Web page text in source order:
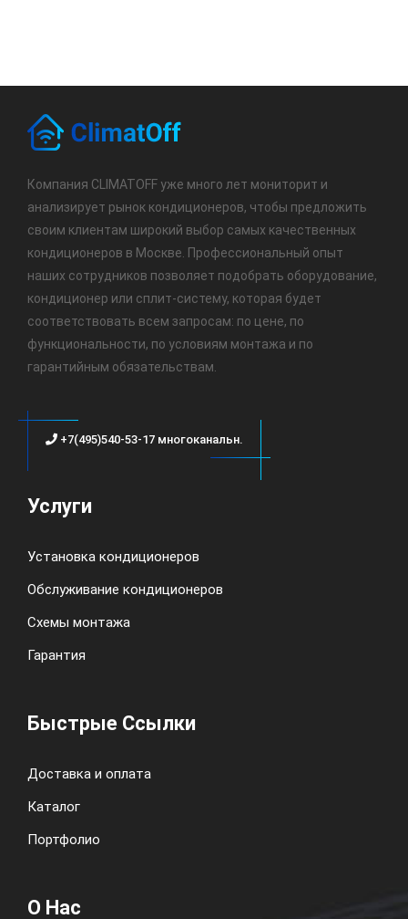
Компания CLIMATOFF уже много лет мониторит и
анализирует рынок кондиционеров, чтобы предложить
своим клиентам широкий выбор самых качественных
кондиционеров в Москве. Профессиональный опыт
наших сотрудников позволяет подобрать оборудование,
кондиционер или сплит-систему, которая будет
соответствовать всем запросам: по цене, по
функциональности, по условиям монтажа и по
гарантийным обязательствам.
+7(495)540-53-17 многоканальн.
Услуги
Установка кондиционеров
Обслуживание кондиционеров
Схемы монтажа
Гарантия
Быстрые Ссылки
Доставка и оплата
Каталог
Портфолио
О Нас